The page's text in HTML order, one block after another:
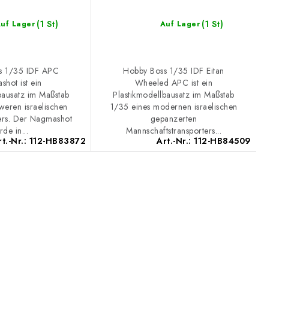
Lager (1 St)
1/35 IDF APC
ist ein
im Maßstab
israelischen
Der Nagmashot
in...
Nr.: 112-HB83872
Auf Lager (1 St)
Hobby Boss 1/35 IDF Eitan
Wheeled APC ist ein
Plastikmodellbausatz im Maßstab
1/35 eines modernen israelischen
gepanzerten
Mannschaftstransporters...
Art.-Nr.:112-HB84509